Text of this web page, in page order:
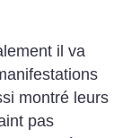
il va
montré leurs
pas